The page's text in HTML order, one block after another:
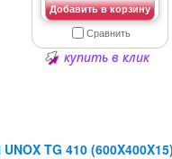
Добавить в корзину
Сравнить
купить в клик
TG 410